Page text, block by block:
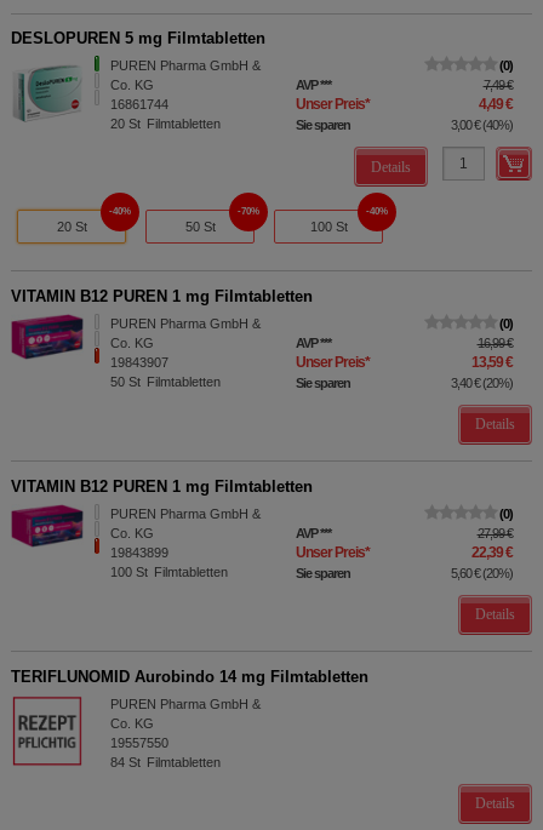
DESLOPUREN 5 mg Filmtabletten
PUREN Pharma GmbH &
Co. KG
16861744
20 St Filmtabletten
0
AVP*** 7,49 €
Unser Preis* 4,49 €
Sie sparen 3,00 €(40%)
Details
20 St
40%
50 St
70%
100 St
40%
VITAMIN B12 PUREN 1 mg Filmtabletten
PUREN Pharma GmbH &
Co. KG
19843907
50 St Filmtabletten
0
AVP*** 16,99 €
Unser Preis* 13,59 €
Sie sparen 3,40 €(20%)
Details
VITAMIN B12 PUREN 1 mg Filmtabletten
PUREN Pharma GmbH &
Co. KG
19843899
100 St Filmtabletten
0
AVP*** 27,99 €
Unser Preis* 22,39 €
Sie sparen 5,60 €(20%)
Details
TERIFLUNOMID Aurobindo 14 mg Filmtabletten
PUREN Pharma GmbH &
Co. KG
19557550
84 St Filmtabletten
Details